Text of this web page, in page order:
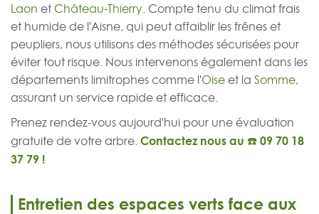
Laon et Château-Thierry. Compte tenu du climat frais
et humide de l'Aisne, qui peut affaiblir les frênes et
peupliers, nous utilisons des méthodes sécurisées pour
éviter tout risque. Nous intervenons également dans les
départements limitrophes comme l'Oise et la Somme,
assurant un service rapide et efficace.
Prenez rendez-vous aujourd'hui pour une évaluation
gratuite de votre arbre.Contactez nous au ☎️09 70 18
37 79 !
Entretien des espaces verts face aux